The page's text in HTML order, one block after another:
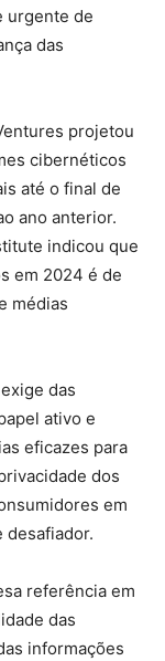
urgente de
das
projetou
cibernéticos
até o final de
ano anterior.
indicou que
em 2024 é de
médias
das
ativo e
eficazes para
dos
em
desafiador.
referência em
das
informações